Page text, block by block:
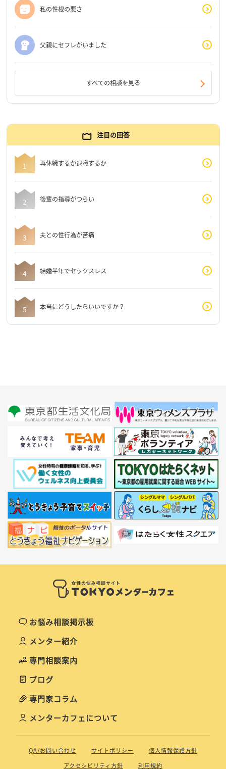
私の性根の悪さ
父親にセフレがいました
すべての相談を見る
注目の回答
再休職するか退職するか
後輩の指導がつらい
夫との性行為が苦痛
結婚半年でセックスレス
本当にどうしたらいいですか？
お悩み相談掲示板
メンター紹介
専門相談案内
ブログ
専門家コラム
メンターカフェについて
QA/お問い合わせ サイトポリシー
個人情報保護方針
アクセシビリティ方針
利用規約